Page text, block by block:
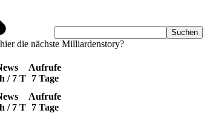
die nächste Milliardenstory?
/ 7 T
Aufrufe
7 Tage
/ 7 T
Aufrufe
7 Tage